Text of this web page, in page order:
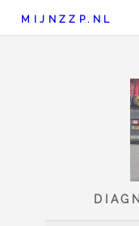
MIJNZZP.NL